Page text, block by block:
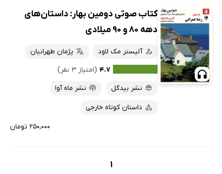
کتاب صوتی دومین بهار: داستان‌های
دهه 80 و 90 میلادی
آلیستر مک لاود
پژمان طهرانیان
۴.۷ (امتیاز ۳ نفر)
نشر بیدگل
نشر ماه آوا
داستان کوتاه خارجی
۲۵۰,۰۰۰ تومان
1